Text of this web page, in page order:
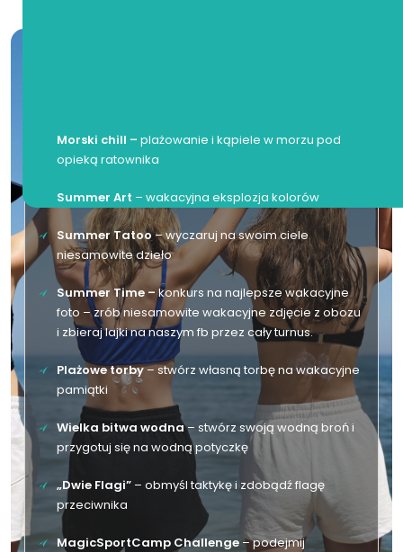
Morski chill – plażowanie i kąpiele w morzu pod
opieką ratownika
Summer Art – wakacyjna eksplozja kolorów
Summer Tatoo– wyczaruj na swoim ciele
niesamowite dzieło
Summer Time –konkurs na najlepsze wakacyjne
foto – zrób niesamowite wakacyjne zdjęcie z obozu
i zbieraj lajki na naszym fb przez cały turnus.
Plażowe torby– stwórz własną torbę na wakacyjne
pamiątki
Wielka bitwa wodna– stwórz swoją wodną broń i
przygotuj się na wodną potyczkę
„Dwie Flagi” – obmyśl taktykę i zdobądź flagę
przeciwnika
MagicSportCamp Challenge – podejmij